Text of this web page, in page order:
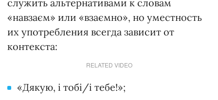
служить альтернативами к словам
«навзаєм» или «взаємно», но уместность
их употребления всегда зависит от
контекста:
RELATED VIDEO
«Дякую, і тобі/і тебе!»;